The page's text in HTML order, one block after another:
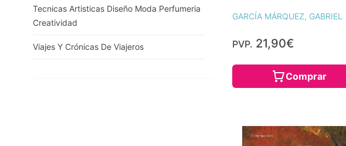
Tecnicas Artisticas Diseño Moda Perfumeria
Creatividad
Viajes Y Crónicas De Viajeros
GARCÍA MÁRQUEZ, GABRIEL
PVP. 21,90€
Comprar